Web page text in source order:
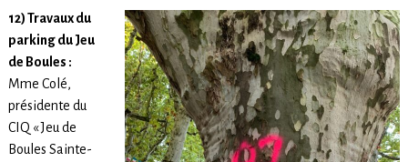
12) Travaux du
parking du Jeu
de Boules :
Mme Colé,
présidente du
CIQ « Jeu de
Boules Sainte-